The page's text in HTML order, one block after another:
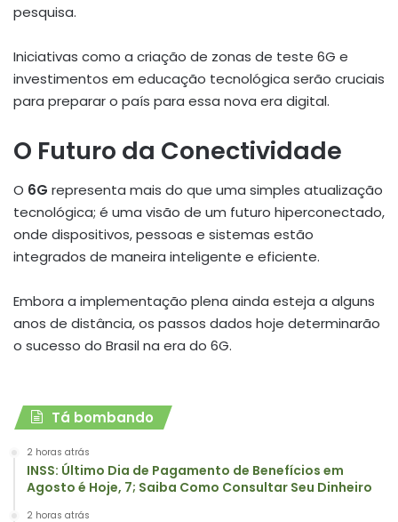
pesquisa.
Iniciativas como a criação de zonas de teste 6G e
investimentos em educação tecnológica serão cruciais
para preparar o país para essa nova era digital.
O Futuro da Conectividade
O 6G representa mais do que uma simples atualização
tecnológica; é uma visão de um futuro hiperconectado,
onde dispositivos, pessoas e sistemas estão
integrados de maneira inteligente e eficiente.
Embora a implementação plena ainda esteja a alguns
anos de distância, os passos dados hoje determinarão
o sucesso do Brasil na era do 6G.
Tá bombando
2 horas atrás
INSS: Último Dia de Pagamento de Benefícios em
Agosto é Hoje, 7; Saiba Como Consultar Seu Dinheiro
2 horas atrás